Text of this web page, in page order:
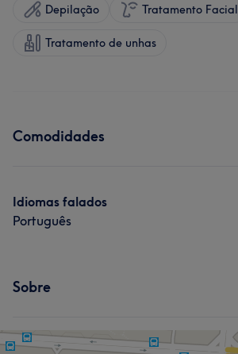
Depilação Tratamento Facial
Tratamento de unhas
Comodidades
Idiomas falados
Português
Sobre